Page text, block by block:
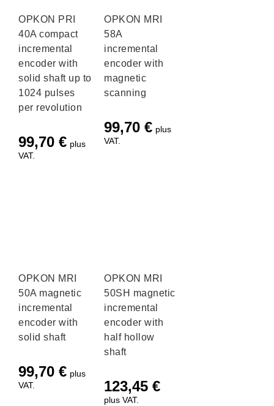
OPKON PRI
40A compact
incremental
encoder with
solid shaft up to
1024 pulses
per revolution
99,70 € plus
VAT.
OPKON MRI
58A
incremental
encoder with
magnetic
scanning
99,70 € plus
VAT.
OPKON MRI
50A magnetic
incremental
encoder with
solid shaft
99,70 € plus
VAT.
OPKON MRI
50SH magnetic
incremental
encoder with
half hollow
shaft
123,45 €
plus VAT.